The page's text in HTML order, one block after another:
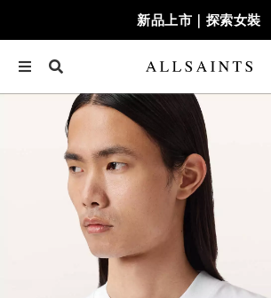
新品上市｜探索女裝